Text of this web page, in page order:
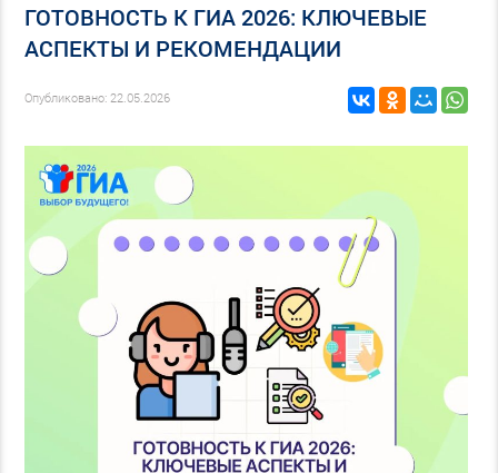
ГОТОВНОСТЬ К ГИА 2026: КЛЮЧЕВЫЕ
АСПЕКТЫ И РЕКОМЕНДАЦИИ
Опубликовано: 22.05.2026